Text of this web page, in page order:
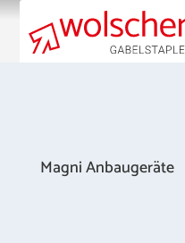
Magni Anbaugeräte